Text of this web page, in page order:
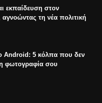
εκπαίδευση στον
τη νέα πολιτική
Android: 5 κόλπα που δεν
φωτογραφία σου